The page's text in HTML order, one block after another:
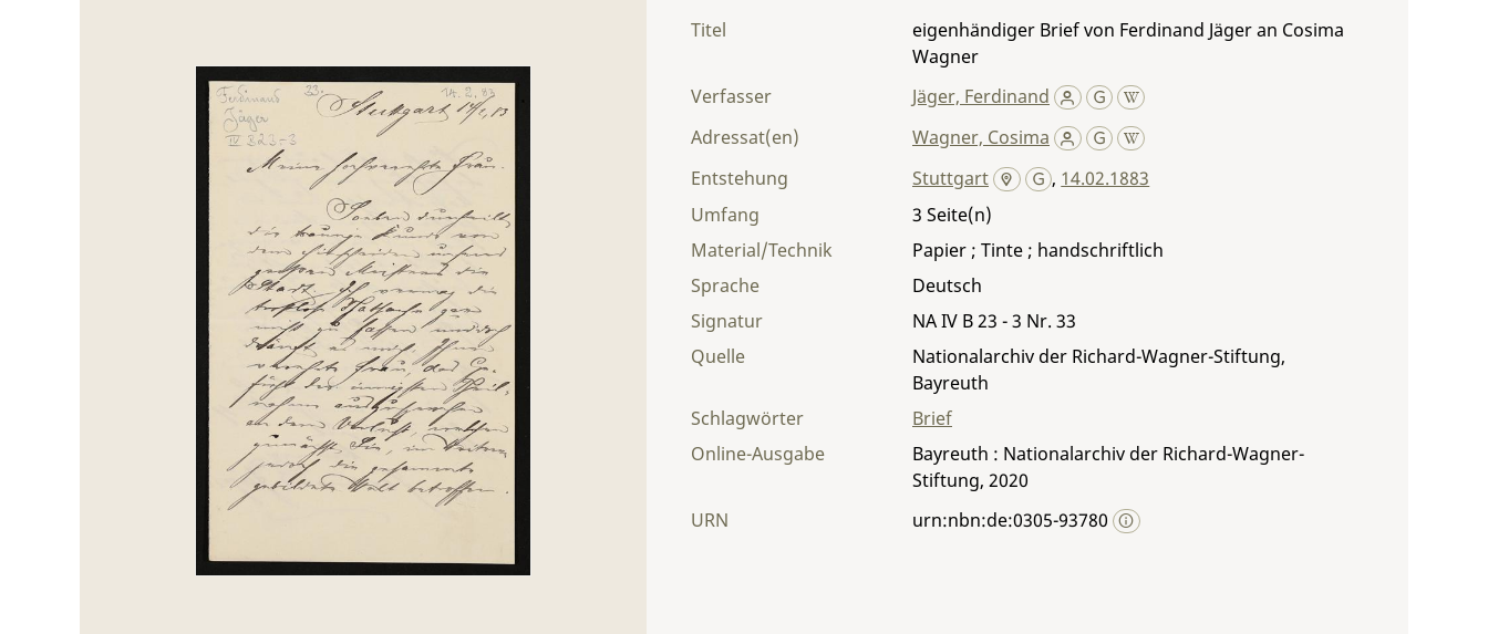
Titel
eigenhändiger Brief von Ferdinand Jäger an Cosima
Wagner
Verfasser
Jäger, Ferdinand
Adressat(en)
Wagner, Cosima
Entstehung
Stuttgart , 14.02.1883
Umfang
3
Material/Technik
Papier ; Tinte ; handschriftlich
Sprache
Deutsch
Signatur
NA IV B 23 - 3 Nr. 33
Quelle
Nationalarchiv der Richard-Wagner-Stiftung,
Bayreuth
Schlagwörter
Brief
Online-Ausgabe
Bayreuth : Nationalarchiv der Richard-Wagner-
Stiftung, 2020
URN
urn:nbn:de:0305-93780